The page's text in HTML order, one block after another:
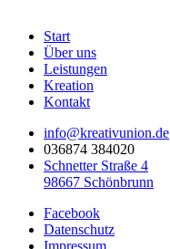
Start
Über uns
Leistungen
Kreation
Kontakt
info@kreativunion.de
036874 384020
Schnetter Straße 4
98667 Schönbrunn
Facebook
Datenschutz